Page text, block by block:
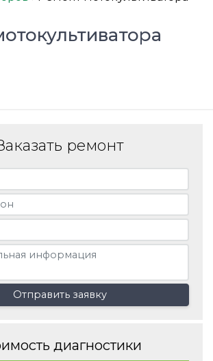
ремонт
Отправить заявку
диагностики